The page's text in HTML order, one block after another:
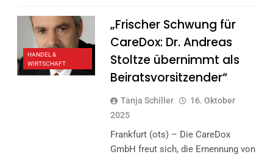
HANDEL &
WIRTSCHAFT
„Frischer Schwung für
CareDox: Dr. Andreas
Stoltze übernimmt als
Beiratsvorsitzender“
Tanja Schiller
16. Oktober
2025
Frankfurt (ots) – Die CareDox
GmbH freut sich, die Ernennung von